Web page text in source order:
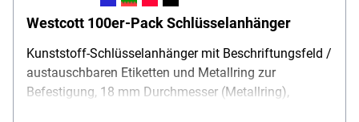
Westcott 100er-Pack Schlüsselanhänger
Kunststoff-Schlüsselanhänger mit Beschriftungsfeld /
austauschbaren Etiketten und Metallring zur
Befestigung, 18 mm Durchmesser (Metallring),